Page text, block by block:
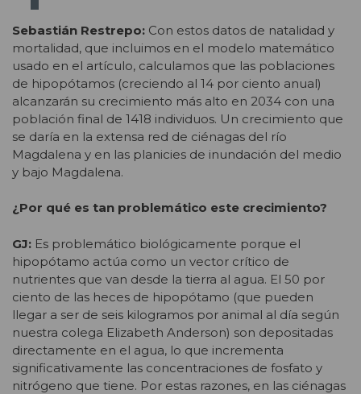
Sebastián Restrepo: Con estos datos de natalidad y
mortalidad, que incluimos en el modelo matemático
usado en el artículo, calculamos que las poblaciones
de hipopótamos (creciendo al 14 por ciento anual)
alcanzarán su crecimiento más alto en 2034 con una
población final de 1418 individuos. Un crecimiento que
se daría en la extensa red de ciénagas del río
Magdalena y en las planicies de inundación del medio
y bajo Magdalena.
¿Por qué es tan problemático este crecimiento?
GJ: Es problemático biológicamente porque el
hipopótamo actúa como un vector crítico de
nutrientes que van desde la tierra al agua. El 50 por
ciento de las heces de hipopótamo (que pueden
llegar a ser de seis kilogramos por animal al día según
nuestra colega Elizabeth Anderson) son depositadas
directamente en el agua, lo que incrementa
significativamente las concentraciones de fosfato y
nitrógeno que tiene. Por estas razones, en las ciénagas